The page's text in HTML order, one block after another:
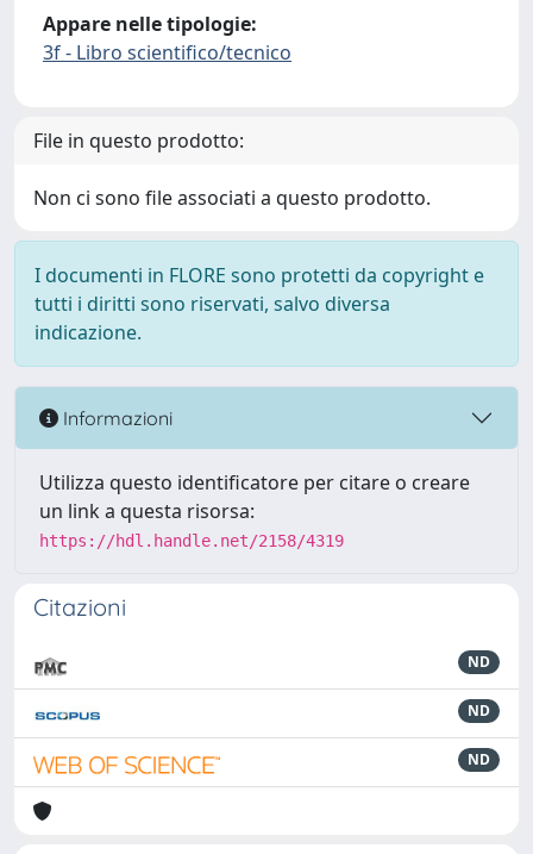
Appare nelle tipologie:
3f - Libro scientifico/tecnico
File in questo prodotto:
Non ci sono file associati a questo prodotto.
I documenti in FLORE sono protetti da copyright e
tutti i diritti sono riservati, salvo diversa
indicazione.
Informazioni
Utilizza questo identificatore per citare o creare
un link a questa risorsa:
https://hdl.handle.net/2158/4319
Citazioni
ND
ND
ND